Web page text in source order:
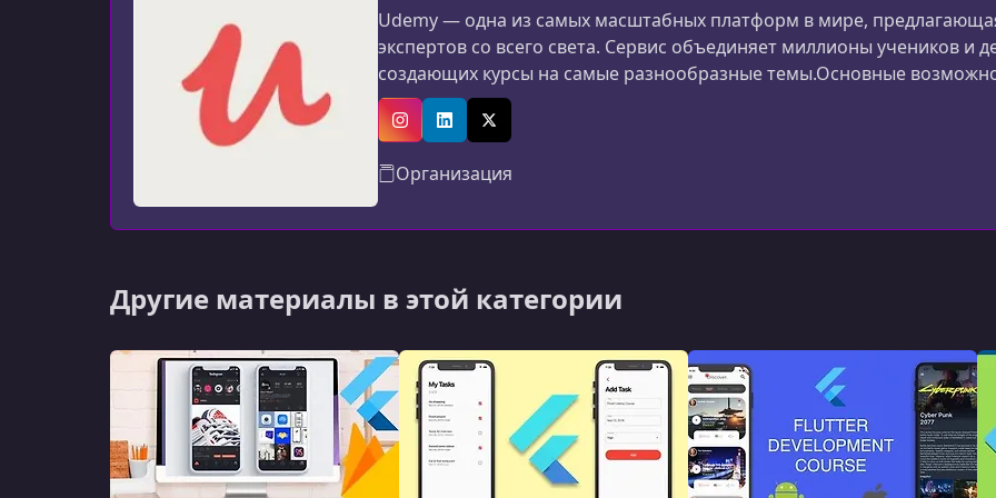
Udemy — одна из самых масштабных платформ в мире,
экспертов со всего света. Сервис объединяет миллионы учеников и
создающих курсы на самые разнообразные темы.Основные
программирования и дизайна до маркетинга, психологии и личной
авторов: материалы создаются специалистами из разных
InstagramLinkedInX (Twitter)
Организация
Другие материалы в этой категории